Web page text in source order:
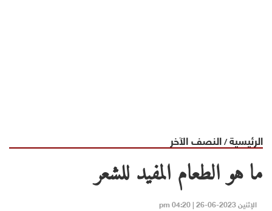
الرئيسية/النصف الآخر
ما هو الطعام المفيد للشعر
الإثنين 2023-06-26 | 04:20 pm